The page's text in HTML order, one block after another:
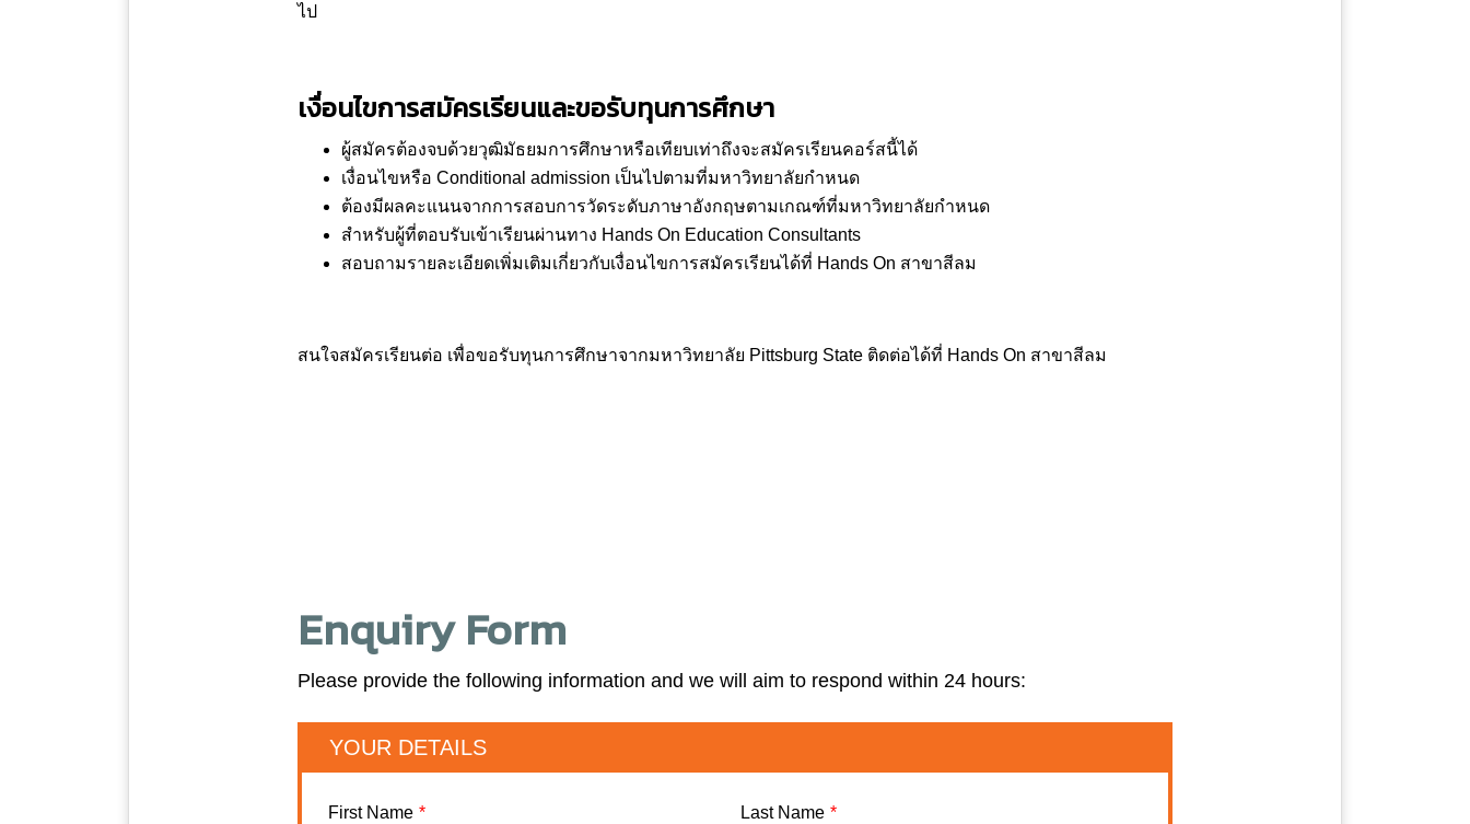
ไป
เงื่อนไขการสมัครเรียนและขอรับทุนการศึกษา
ผู้สมัครต้องจบด้วยวุฒิมัธยมการศึกษาหรือเทียบเท่าถึงจะสมัครเรียนคอร์สนี้ได้
เงื่อนไขหรือ Conditional admission เป็นไปตามที่มหาวิทยาลัยกำหนด
ต้องมีผลคะแนนจากการสอบการวัดระดับภาษาอังกฤษตามเกณฑ์ที่มหาวิทยาลัยกำหนด
สำหรับผู้ที่ตอบรับเข้าเรียนผ่านทาง Hands On Education Consultants
สอบถามรายละเอียดเพิ่มเติมเกี่ยวกับเงื่อนไขการสมัครเรียนได้ที่ Hands On สาขาสีลม
สนใจสมัครเรียนต่อ เพื่อขอรับทุนการศึกษาจากมหาวิทยาลัย Pittsburg State ติดต่อได้ที่ Hands On สาขาสีลม
Enquiry Form
Please provide the following information and we will aim to respond within 24 hours:
YOUR DETAILS
First Name Last Name